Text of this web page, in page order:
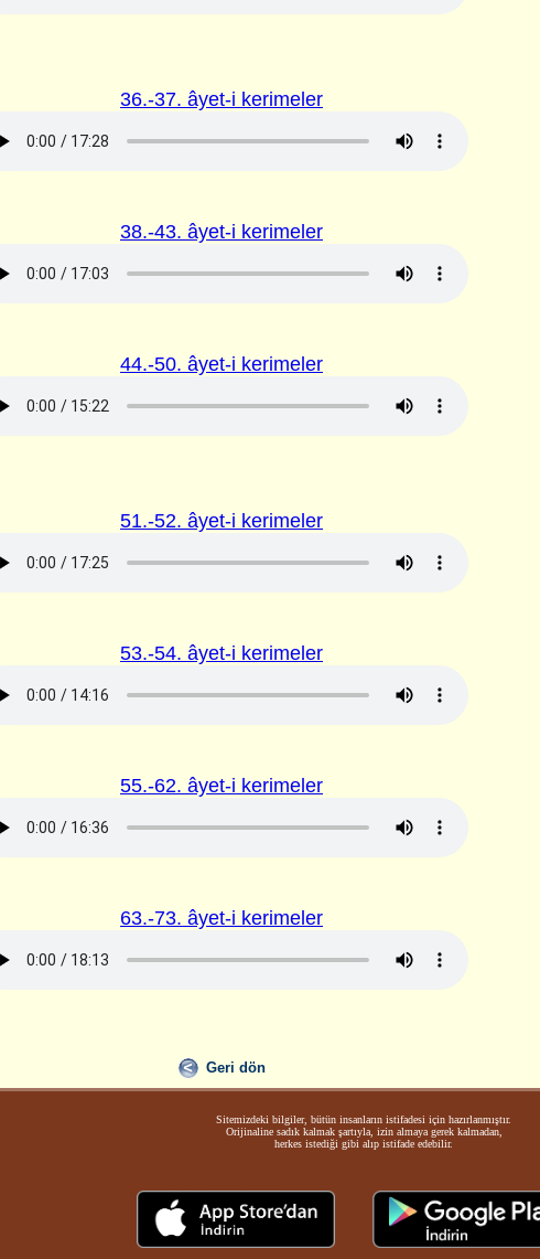
36.-37. âyet-i kerimeler
38.-43. âyet-i kerimeler
44.-50. âyet-i kerimeler
51.-52. âyet-i kerimeler
53.-54. âyet-i kerimeler
55.-62. âyet-i kerimeler
63.-73. âyet-i kerimeler
Geri dön
Sitemizdeki bilgiler, bütün insanların istifadesi için hazırlanmıştır.
Orijinaline sadık kalmak şartıyla, izin almaya gerek kalmadan,
herkes istediği gibi alıp istifade edebilir.